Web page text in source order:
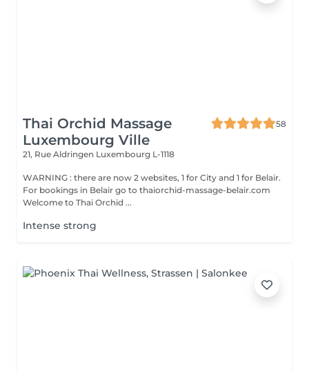
Thai Orchid Massage
Luxembourg Ville
58
21, Rue Aldringen Luxembourg L-1118
WARNING : there are now 2 websites, 1 for City and 1 for Belair.
For bookings in Belair go to thaiorchid-massage-belair.com
Welcome to Thai Orchid ...
Intense strong